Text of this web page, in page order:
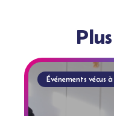
Événements vécus